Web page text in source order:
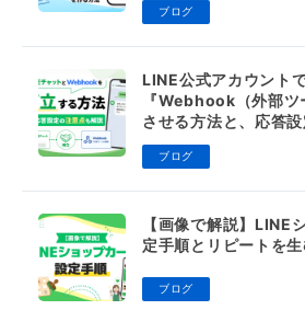
ブログ
LINE公式アカウント
『Webhook（外部
させる方法と、応答
ブログ
【画像で解説】LINE
定手順とリピートを
ブログ